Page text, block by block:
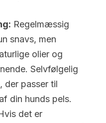
Regelmæssig
snavs, men
olier og
Selvfølgelig
der passer til
din hunds pels.
det er